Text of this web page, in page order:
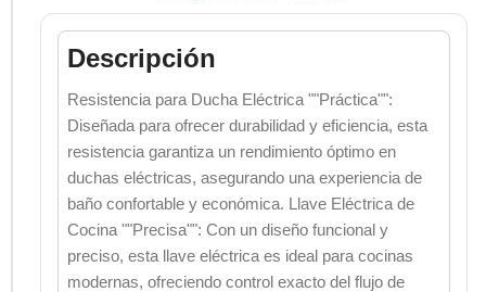
Descripción
Resistencia para Ducha Eléctrica ""Práctica"":
Diseñada para ofrecer durabilidad y eficiencia, esta
resistencia garantiza un rendimiento óptimo en
duchas eléctricas, asegurando una experiencia de
baño confortable y económica. Llave Eléctrica de
Cocina ""Precisa"": Con un diseño funcional y
preciso, esta llave eléctrica es ideal para cocinas
modernas, ofreciendo control exacto del flujo de